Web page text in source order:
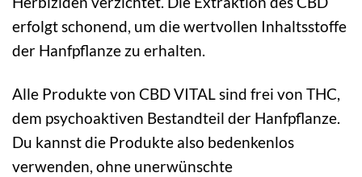
erfolgt schonend, um die wertvollen Inhaltsstoffe
der Hanfpflanze zu erhalten.
Alle Produkte von CBD VITAL sind frei von THC,
dem psychoaktiven Bestandteil der Hanfpflanze.
Du kannst die Produkte also bedenkenlos
verwenden, ohne unerwünschte